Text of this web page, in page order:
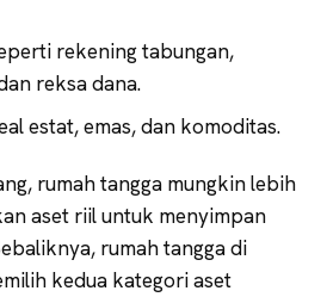
rekening tabungan,
reksa dana.
estat, emas, dan komoditas.
rumah tangga mungkin lebih
aset riil untuk menyimpan
rumah tangga di
kedua kategori aset